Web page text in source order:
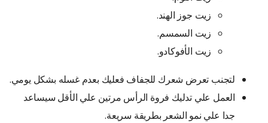
زيت جوز الهند.
زيت السمسم.
زيت الأفوكادو.
لتجنب تعرض شعرك للجفاف فعليك بعدم غسله بشكل يومي.
العمل علي تدليك فروة الرأس مرتين علي الأقل سيساعد
جدا علي نمو الشعر بطريقة سريعة.